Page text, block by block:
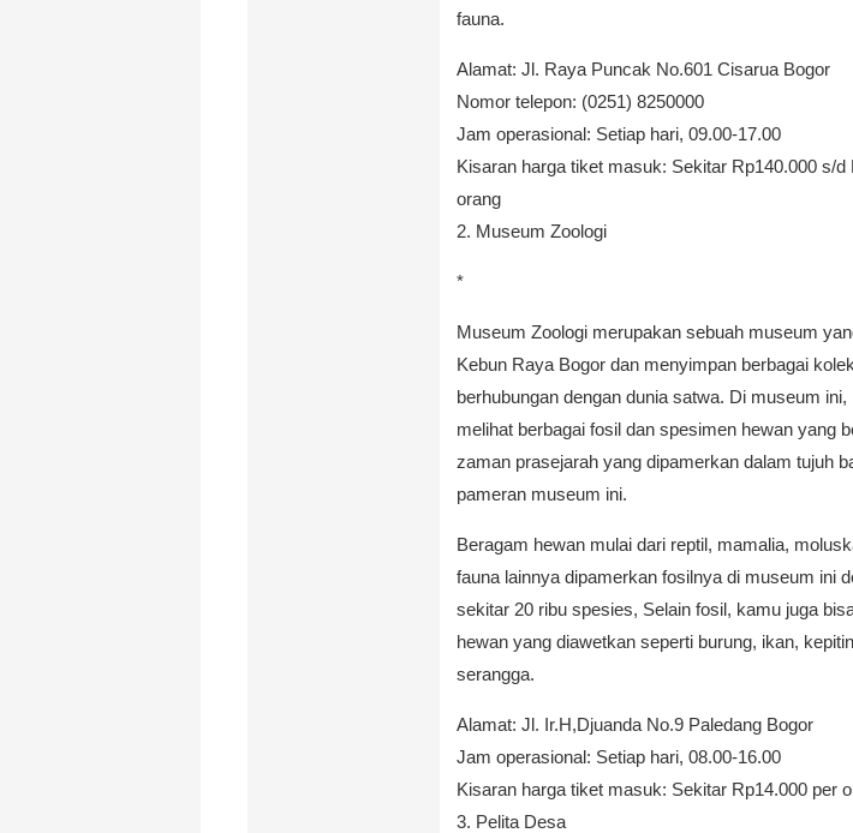
fauna.
Alamat: Jl. Raya Puncak No.601 Cisarua Bogor
Nomor telepon: (0251) 8250000
Jam operasional: Setiap hari, 09.00-17.00
Kisaran harga tiket masuk: Sekitar Rp140.000 s/d
orang
2. Museum Zoologi
*
Museum Zoologi merupakan sebuah museum
Kebun Raya Bogor dan menyimpan berbagai
berhubungan dengan dunia satwa. Di museum
melihat berbagai fosil dan spesimen hewan yang
zaman prasejarah yang dipamerkan dalam tujuh
pameran museum ini.
Beragam hewan mulai dari reptil, mamalia,
fauna lainnya dipamerkan fosilnya di museum ini
sekitar 20 ribu spesies, Selain fosil, kamu juga
hewan yang diawetkan seperti burung, ikan,
serangga.
Alamat: Jl. Ir.H,Djuanda No.9 Paledang Bogor
Jam operasional: Setiap hari, 08.00-16.00
Kisaran harga tiket masuk: Sekitar Rp14.000 per
3. Pelita Desa